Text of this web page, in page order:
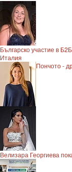
Българско участие в
Италия
Пончото -
Велизара Георгиева